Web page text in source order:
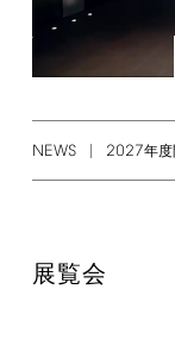
NEWS 2027年
展覧会